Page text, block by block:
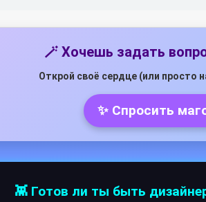
🪄 Хочешь задать
Открой своё сердце (или просто
✨ Спросить
👾 Готов ли ты быть